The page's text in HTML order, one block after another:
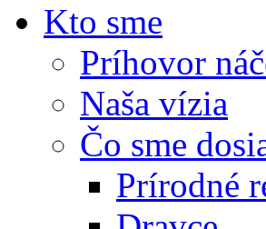
Kto sme
Príhovor
Naša vízia
Čo sme
Prírodné